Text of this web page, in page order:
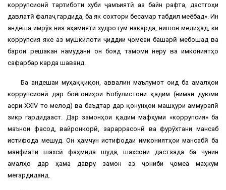
коррупсионӣ тартиботи хуби ҷамъиятӣ аз байн рафта, дастгоҳи
давлатӣ фалаҷ гардида, ба як сохтори бесамар табдил меёбад». Ин
андеша имрӯз низ аҳамияти худро гум накарда, нишон медиҳад, ки
коррупсия яке аз мушкилоти ҷиддии ҷомеаи башарӣ мебошад ва
барои решакан намудани он бояд тамоми неру ва имкониятҳо
сафарбар карда шаванд.
Ба андешаи муҳаққиқон, аввалин маълумот оид ба амалҳои
коррупсионӣ дар бойгониҳои Бобулистони қадим (нимаи дуюми
асри XXIV то мелод) ва баъдтар дар қонунҳои машҳури Ҳаммурапӣ
зикр гардидааст. Дар замонҳои қадим мафҳуми «коррупсия» ба
маънои фасод, вайронкорӣ, зараррасонӣ ва фурӯхтани мансаб
истифода мешуд. Он ҳамчун истифодаи имкониятҳои мансабӣ ба
манфиати шахсӣ фаҳмида шуда, шахсони дастзада ба чунин
амалҳо дар ҳама давру замон аз ҷониби ҷомеа маҳкум
мегардиданд.